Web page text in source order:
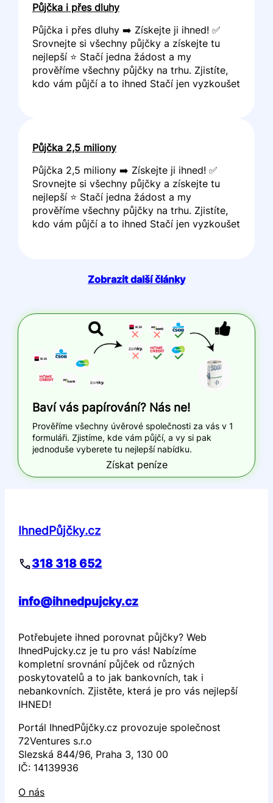
Půjčka i přes dluhy
Půjčka i přes dluhy ➡️ Získejte ji ihned! ✅
Srovnejte si všechny půjčky a získejte tu
nejlepší ⭐ Stačí jedna žádost a my
prověříme všechny půjčky na trhu. Zjistíte,
kdo vám půjčí a to ihned Stačí jen vyzkoušet
Půjčka 2,5 miliony
Půjčka 2,5 miliony ➡️ Získejte ji ihned! ✅
Srovnejte si všechny půjčky a získejte tu
nejlepší ⭐ Stačí jedna žádost a my
prověříme všechny půjčky na trhu. Zjistíte,
kdo vám půjčí a to ihned Stačí jen vyzkoušet
Zobrazit další články
Baví vás papírování? Nás ne!
Prověříme všechny úvěrové společnosti za vás v 1
formuláři. Zjistíme, kde vám půjčí, a vy si pak
jednoduše vyberete tu nejlepší nabídku.
Získat peníze
IhnedPůjčky.cz
318 318 652
info@ihnedpujcky.cz
Potřebujete ihned porovnat půjčky? Web
IhnedPujcky.cz je tu pro vás! Nabízíme
kompletní srovnání půjček od různých
poskytovatelů a to jak bankovních, tak i
nebankovních. Zjistěte, která je pro vás nejlepší
IHNED!
Portál IhnedPůjčky.cz provozuje společnost
72Ventures s.r.o
Slezská 844/96, Praha 3, 130 00
IČ: 14139936
O nás